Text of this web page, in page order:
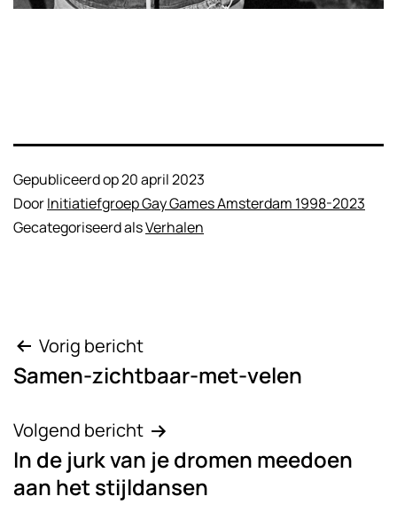
Gepubliceerd op20 april 2023
DoorInitiatiefgroep Gay Games Amsterdam 1998-2023
Gecategoriseerd alsVerhalen
Bericht
navigatie
Vorig bericht
Samen-zichtbaar-met-velen
Volgend bericht
In de jurk van je dromen meedoen
aan het stijldansen